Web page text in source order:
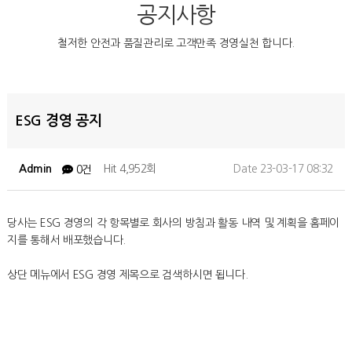
공지사항
철저한 안전과 품질관리로 고객만족 경영실천 합니다.
ESG 경영 공지
Admin 0건 Hit 4,952회 Date 23-03-17 08:32
당사는 ESG 경영의 각 항목별로 회사의 방침과 활동 내역 및 계획을 홈페이
지를 통해서 배포했습니다.
상단 메뉴에서 ESG 경영 제목으로 검색하시면 됩니다.